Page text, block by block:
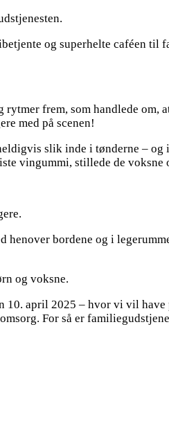
og superhelte caféen
frem, som handlede
med på scenen!
slik inde i tønderne –
vingummi, stillede de voksne
henover bordene og i
og voksne.
april 2025 – hvor vi vil
For så er